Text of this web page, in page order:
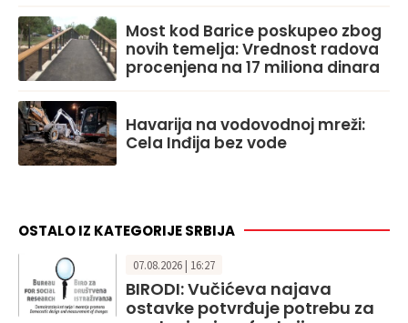
Most kod Barice poskupeo zbog
novih temelja: Vrednost radova
procenjena na 17 miliona dinara
Havarija na vodovodnoj mreži:
Cela Inđija bez vode
OSTALO IZ KATEGORIJE SRBIJA
07.08.2026 | 16:27
BIRODI: Vučićeva najava
ostavke potvrđuje potrebu za